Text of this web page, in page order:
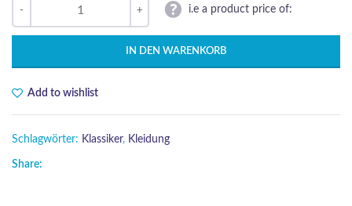
i.e a product price of:
IN DEN WARENKORB
Add to wishlist
Schlagwörter: Klassiker, Kleidung
Share: